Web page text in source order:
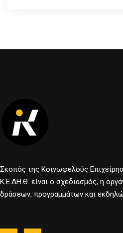
Σκοπός της Κοινωφελούς
Κ.Ε.ΔΗ.Θ. είναι ο σχεδιασμός, η
δράσεων, προγραμμάτων και